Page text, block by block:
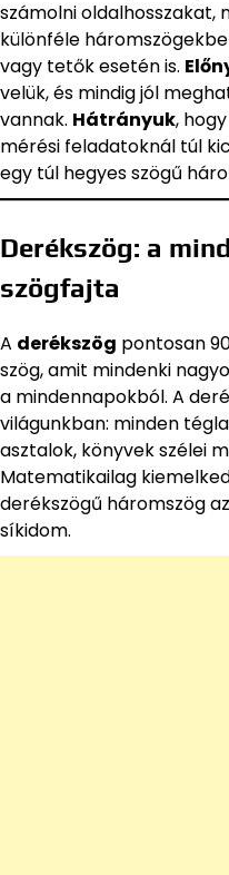
számolni
különféle
vagy tetők esetén is.
velük, és mindig jól
vannak. Hátrányuk,
mérési feladatoknál túl
egy túl hegyes szögű
Derékszög: a
szögfajta
A derékszög pontosan
szög, amit mindenki
a mindennapokból. A
világunkban: minden
asztalok, könyvek szélei
Matematikailag
derékszögű háromszög
síkidom.